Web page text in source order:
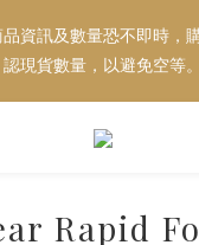
資訊及數量恐不即時，
認現貨數量，以避免空等。
資訊及數量恐不即時，
認現貨數量，以避免空等。
分享～推薦好友一同享
資訊及數量恐不即時，
Rapid